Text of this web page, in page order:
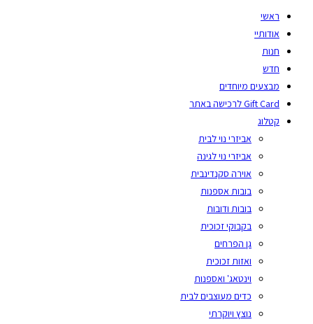
ראשי
אודותיי
חנות
חדש
מבצעים מיוחדים
Gift Card לרכישה באתר
קטלוג
אביזרי נוי לבית
אביזרי נוי לגינה
אוירה סקנדינבית
בובות אספנות
בובות ודובות
בקבוקי זכוכית
גן הפרחים
ואזות זכוכית
וינטאג' ואספנות
כדים מעוצבים לבית
נוצץ ויוקרתי